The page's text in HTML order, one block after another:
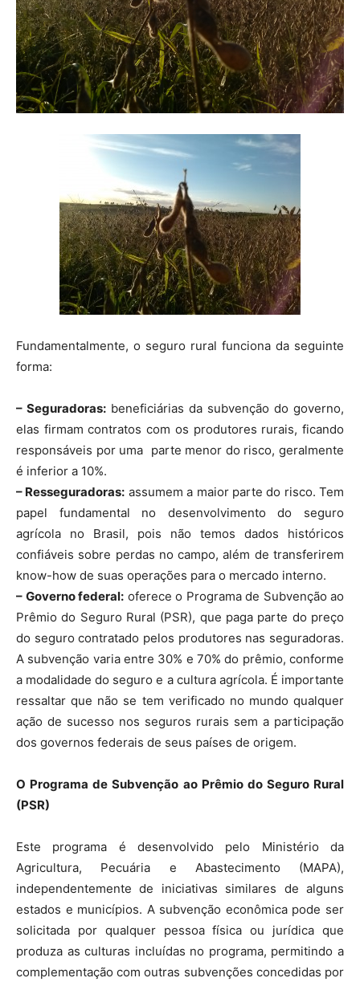
Fundamentalmente, o seguro rural funciona da seguinte
forma:
– Seguradoras: beneficiárias da subvenção do governo,
elas firmam contratos com os produtores rurais, ficando
responsáveis por uma parte menor do risco, geralmente
é inferior a 10%.
– Resseguradoras: assumem a maior parte do risco. Tem
papel fundamental no desenvolvimento do seguro
agrícola no Brasil, pois não temos dados históricos
confiáveis sobre perdas no campo, além de transferirem
know-how de suas operações para o mercado interno.
– Governo federal: oferece o Programa de Subvenção ao
Prêmio do Seguro Rural (PSR), que paga parte do preço
do seguro contratado pelos produtores nas seguradoras.
A subvenção varia entre 30% e 70% do prêmio, conforme
a modalidade do seguro e a cultura agrícola. É importante
ressaltar que não se tem verificado no mundo qualquer
ação de sucesso nos seguros rurais sem a participação
dos governos federais de seus países de origem.
O Programa de Subvenção ao Prêmio do Seguro Rural
(PSR)
Este programa é desenvolvido pelo Ministério da
Agricultura, Pecuária e Abastecimento (MAPA),
independentemente de iniciativas similares de alguns
estados e municípios. A subvenção econômica pode ser
solicitada por qualquer pessoa física ou jurídica que
produza as culturas incluídas no programa, permitindo a
complementação com outras subvenções concedidas por